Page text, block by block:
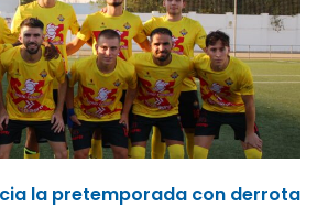
la pretemporada con derrota